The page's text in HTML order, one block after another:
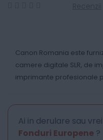
Canon Romania este
camere digitale SLR, de
imprimante profesionale
Ai in derulare sau
Fonduri Europene ?